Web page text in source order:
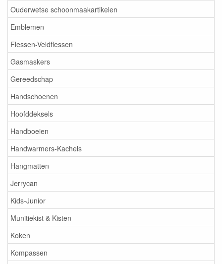
Ouderwetse schoonmaakartikelen
Emblemen
Flessen-Veldflessen
Gasmaskers
Gereedschap
Handschoenen
Hoofddeksels
Handboeien
Handwarmers-Kachels
Hangmatten
Jerrycan
Kids-Junior
Munitiekist & Kisten
Koken
Kompassen